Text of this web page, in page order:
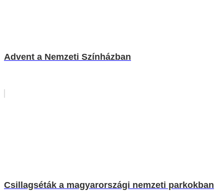
Advent a Nemzeti Színházban
Csillagséták a magyarországi nemzeti parkokban